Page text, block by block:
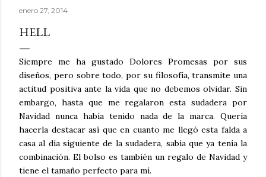
enero 27, 2014
HELL
Siempre me ha gustado Dolores Promesas por sus
diseños, pero sobre todo, por su filosofía, transmite una
actitud positiva ante la vida que no debemos olvidar. Sin
embargo, hasta que me regalaron esta sudadera por
Navidad nunca había tenido nada de la marca. Quería
hacerla destacar así que en cuanto me llegó esta falda a
casa al día siguiente de la sudadera, sabía que ya tenía la
combinación. El bolso es también un regalo de Navidad y
tiene el tamaño perfecto para mí.